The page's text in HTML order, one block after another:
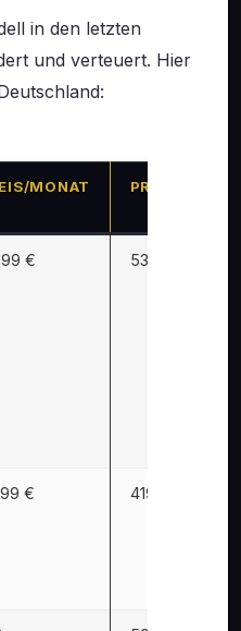
in den letzten
und verteuert. Hier
MONAT PREIS/JAHR
€ 539,88 €
€ 419,88 €